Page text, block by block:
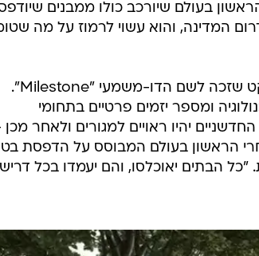
בעולם שיורכב כולו ממבנים
המדינה, והוא עשוי לרמוז על מה
חמישה מבני בטון יוקמו בהמשך השנה כחלק מפרויקט שזכה לשם הדו-משמעי "Milestone".
ומספר יזמים פרטיים בתחומי
יהיו ראויים למגורים ולאחר מכן
הראשון בעולם המבוסס על הדפסת
הבתים יאוכלסו, והם יעמדו בכל